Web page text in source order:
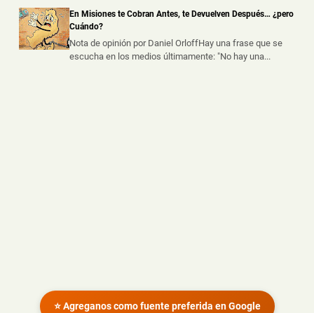
Un trabajador sufrió graves lesiones tras caer desde
varios metros de altura mie...
En Misiones te Cobran Antes, te Devuelven Después… ¿pero
Cuándo?
Nota de opinión por Daniel OrloffHay una frase que se
escucha en los medios últimamente: "No hay una...
⭐ Agreganos como fuente preferida en Google